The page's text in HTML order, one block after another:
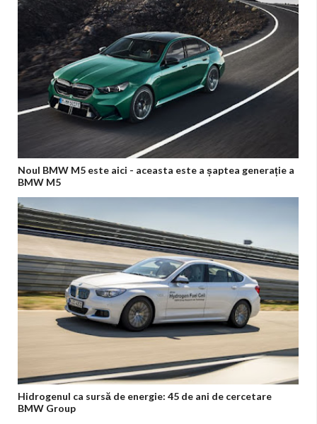
Noul BMW M5 este aici - aceasta este a șaptea generație a
BMW M5
Hidrogenul ca sursă de energie: 45 de ani de cercetare
BMW Group